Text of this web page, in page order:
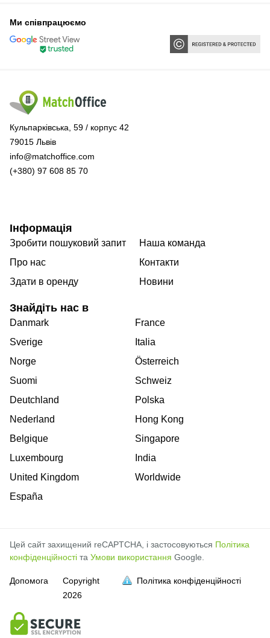
Ми співпрацюємо
Кульпарківська, 59 / корпус 42
79015 Львів
info@matchoffice.com
(+380) 97 608 85 70
Інформація
Зробити пошуковий запит
Про нас
Здати в оренду
Наша команда
Контакти
Новини
Знайдіть нас в
Danmark
Sverige
Norge
Suomi
Deutchland
Nederland
Belgique
Luxembourg
United Kingdom
España
France
Italia
Österreich
Schweiz
Polska
Hong Kong
Singapore
India
Worldwide
Цей сайт захищений reCAPTCHA, і застосовуються Політика
конфіденційності та Умови використання Google.
Допомога
Copyright
2026
Політика конфіденційності